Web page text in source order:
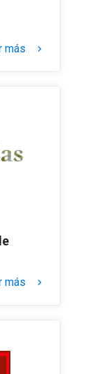
más keyboard_arrow_right
más keyboard_arrow_right